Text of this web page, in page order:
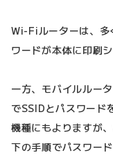
Wi-Fiルーターは、多
ワードが本体に印刷
一方、モバイルルー
でSSIDとパスワード
機種にもよりますが
下の手順でパスワー